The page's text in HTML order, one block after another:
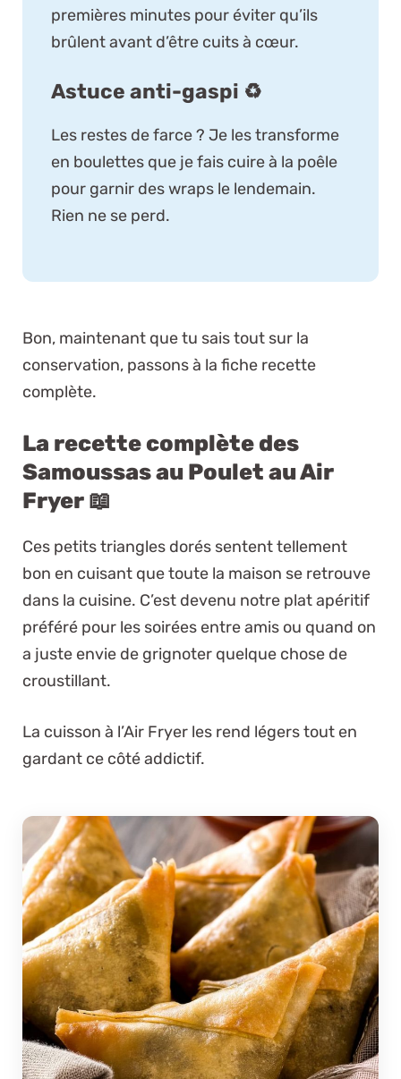
premières minutes pour éviter qu’ils
brûlent avant d’être cuits à cœur.
Astuce anti-gaspi ♻️
Les restes de farce ? Je les transforme
en boulettes que je fais cuire à la poêle
pour garnir des wraps le lendemain.
Rien ne se perd.
Bon, maintenant que tu sais tout sur la
conservation, passons à la fiche recette
complète.
La recette complète des
Samoussas au Poulet au Air
Fryer 📖
Ces petits triangles dorés sentent tellement
bon en cuisant que toute la maison se retrouve
dans la cuisine. C’est devenu notre plat apéritif
préféré pour les soirées entre amis ou quand on
a juste envie de grignoter quelque chose de
croustillant.
La cuisson à l’Air Fryer les rend légers tout en
gardant ce côté addictif.